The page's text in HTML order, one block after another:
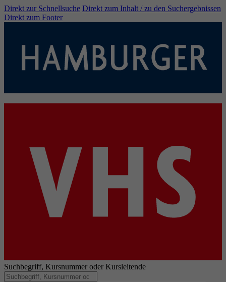
Direkt zur Schnellsuche Direkt zum Inhalt / zu den Suchergebnissen
Direkt zum Footer
Suchbegriff, Kursnummer oder Kursleitende